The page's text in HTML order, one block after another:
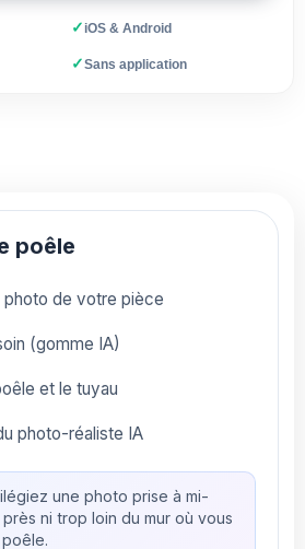
✓iOS & Android
✓Sans application
poêle
photo de votre pièce
(gomme IA)
et le tuyau
photo-réaliste IA
une photo prise à mi-
ni trop loin du mur où vous